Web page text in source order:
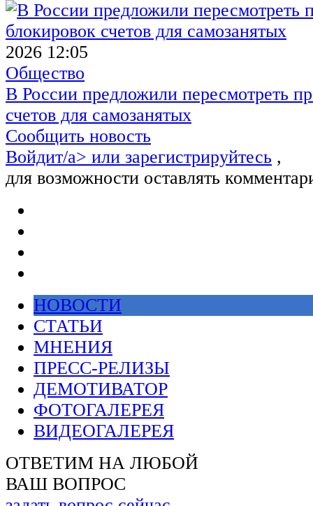
2026 12:05
Общество
В России предложили пересмотреть
счетов для самозанятых
Сообщить новость
Войдит/a> или зарегистрируйтесь ,
для возможности оставлять
НОВОСТИ
СТАТЬИ
МНЕНИЯ
ПРЕСС-РЕЛИЗЫ
ДЕМОТИВАТОР
ФОТОГАЛЕРЕЯ
ВИДЕОГАЛЕРЕЯ
ОТВЕТИМ НА ЛЮБОЙ
ВАШ ВОПРОС